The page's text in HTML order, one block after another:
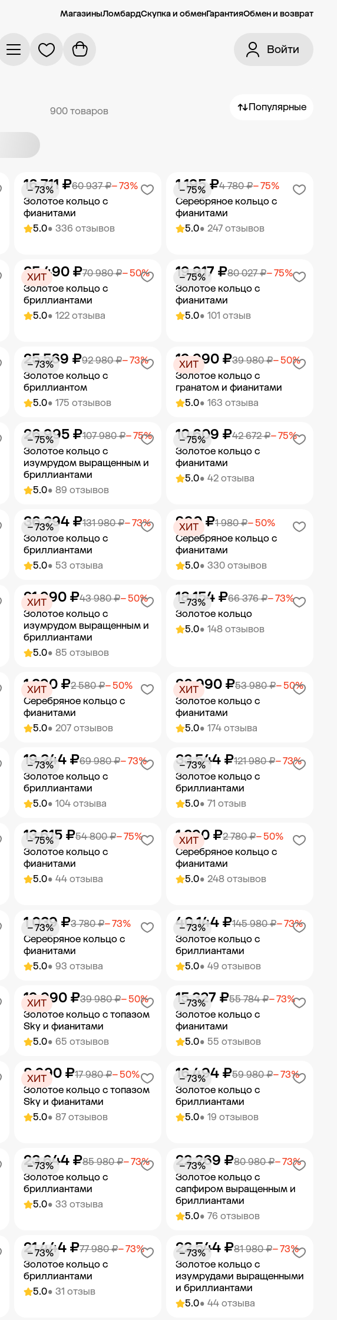
МагазиныЛомбардСкупка и обменГарантияОбмен и возврат
Войти
900 товаров Популярные
5.0• 336 отзывов
Золотое кольцо с
фианитами
60 937 ₽− 73%
16 711 ₽
− 73%
Добавить в корзину
5.0• 247 отзывов
Серебряное кольцо с
фианитами
4 780 ₽− 75%
1 195 ₽
− 75%
Добавить в корзину
5.0• 122 отзыва
Золотое кольцо с
бриллиантами
70 980 ₽− 50%
35 490 ₽
ХИТ
Добавить в корзину
5.0• 101 отзыв
Золотое кольцо с
фианитами
80 027 ₽− 75%
19 917 ₽
− 75%
Добавить в корзину
5.0• 175 отзывов
Золотое кольцо с
бриллиантом
92 980 ₽− 73%
25 569 ₽
− 73%
Добавить в корзину
5.0• 163 отзыва
Золотое кольцо с
гранатом и фианитами
39 980 ₽− 50%
19 990 ₽
ХИТ
Добавить в корзину
5.0• 89 отзывов
Золотое кольцо с
изумрудом выращенным и
бриллиантами
107 980 ₽− 75%
26 995 ₽
− 75%
Добавить в корзину
5.0• 42 отзыва
Золотое кольцо с
фианитами
42 672 ₽− 75%
10 609 ₽
− 75%
Добавить в корзину
5.0• 53 отзыва
Золотое кольцо с
бриллиантами
131 980 ₽− 73%
36 294 ₽
− 73%
Добавить в корзину
5.0• 330 отзывов
Серебряное кольцо с
фианитами
1 980 ₽− 50%
990 ₽
ХИТ
Добавить в корзину
5.0• 85 отзывов
Золотое кольцо с
изумрудом выращенным и
бриллиантами
43 980 ₽− 50%
21 990 ₽
ХИТ
Добавить в корзину
5.0• 148 отзывов
Золотое кольцо
66 376 ₽− 73%
18 154 ₽
− 73%
Добавить в корзину
5.0• 207 отзывов
Серебряное кольцо с
фианитами
2 580 ₽− 50%
1 290 ₽
ХИТ
Добавить в корзину
5.0• 174 отзыва
Золотое кольцо с
фианитами
53 980 ₽− 50%
26 990 ₽
ХИТ
Добавить в корзину
5.0• 104 отзыва
Золотое кольцо с
бриллиантами
69 980 ₽− 73%
19 244 ₽
− 73%
Добавить в корзину
5.0• 71 отзыв
Золотое кольцо с
бриллиантами
121 980 ₽− 73%
33 544 ₽
− 73%
Добавить в корзину
5.0• 44 отзыва
Золотое кольцо с
фианитами
54 800 ₽− 75%
13 615 ₽
− 75%
Добавить в корзину
5.0• 248 отзывов
Серебряное кольцо с
фианитами
2 780 ₽− 50%
1 390 ₽
ХИТ
Добавить в корзину
5.0• 93 отзыва
Серебряное кольцо с
фианитами
3 780 ₽− 73%
1 039 ₽
− 73%
Добавить в корзину
5.0• 49 отзывов
Золотое кольцо с
бриллиантами
145 980 ₽− 73%
40 144 ₽
− 73%
Добавить в корзину
5.0• 65 отзывов
Золотое кольцо с топазом
Sky и фианитами
39 980 ₽− 50%
19 990 ₽
ХИТ
Добавить в корзину
5.0• 55 отзывов
Золотое кольцо с
фианитами
55 784 ₽− 73%
15 327 ₽
− 73%
Добавить в корзину
5.0• 87 отзывов
Золотое кольцо с топазом
Sky и фианитами
17 980 ₽− 50%
8 990 ₽
ХИТ
Добавить в корзину
5.0• 19 отзывов
Золотое кольцо с
бриллиантами
59 980 ₽− 73%
16 494 ₽
− 73%
Добавить в корзину
5.0• 33 отзыва
Золотое кольцо с
бриллиантами
85 980 ₽− 73%
23 644 ₽
− 73%
Добавить в корзину
5.0• 76 отзывов
Золотое кольцо с
сапфиром выращенным и
бриллиантами
80 980 ₽− 73%
22 269 ₽
− 73%
Добавить в корзину
5.0• 31 отзыв
Золотое кольцо с
бриллиантами
77 980 ₽− 73%
21 444 ₽
− 73%
5.0• 44 отзыва
Золотое кольцо с
изумрудами выращенными
и бриллиантами
81 980 ₽− 73%
22 544 ₽
− 73%